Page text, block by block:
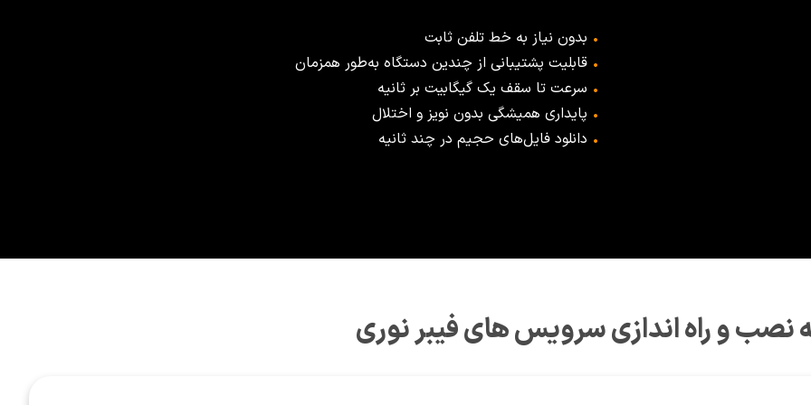
• بدون نیاز به خط تلفن ثابت
• قابلیت پشتیبانی از چندین دستگاه به‌طور همزمان
• سرعت تا سقف یک گیگابیت بر ثانیه
• پایداری همیشگی بدون نویز و اختلال
• دانلود فایل‌های حجیم در چند ثانیه
نصب و راه اندازی سرویس های فیبر نوری